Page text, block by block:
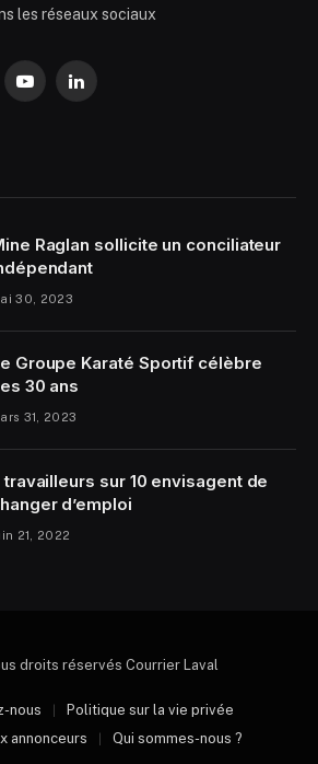
les réseaux sociaux
YouTubeLinkedIn
Raglan sollicite un conciliateur
30, 2023
Groupe Karaté Sportif célèbre
30 ans
31, 2023
travailleurs sur 10 envisagent de
d’emploi
21, 2022
droits réservés Courrier Laval
nous
Politique sur la vie privée
annonceurs
Qui sommes-nous ?